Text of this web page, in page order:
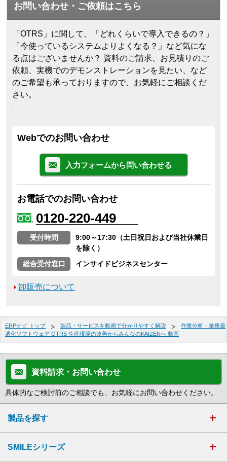
お問い合わせ・ご依頼はこちら
「OTRS」に関して、「どれくらいで導入できるの？」
「今使っているシステムよりよくなる？」など気にな
る点はございませんか？ 資料のご請求、お見積りのご
依頼、実機でのデモンストレーションを見たい、など
のご希望も承っておりますので、お気軽にご相談くだ
さい。
Webでのお問い合わせ
入力フォームから問い合わせる
お電話でのお問い合わせ
0120-220-449
受付時間
9:00～17:30（土日祝日および当社休業日
を除く）
総合受付窓口
インサイドビジネスセンター
卸販売について
ERPナビ トップ 製品・サービスを動画で分かりやすく解説
作業分析・業務最
適化ソフトウェア OTRS 生産現場の改善からみんなのKAIZENへ 動画
資料請求・お問い合わせ
具体的なご検討前のご相談でも、お気軽にお問い合わせください。
製品を探す
SMILEシリーズ